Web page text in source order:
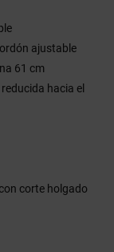
ajustable
61 cm
hacia el
corte holgado